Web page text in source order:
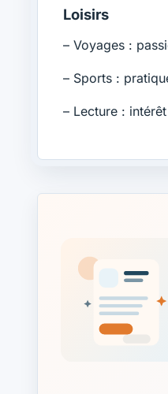
Loisirs
– Voyages :
– Sports :
– Lecture :